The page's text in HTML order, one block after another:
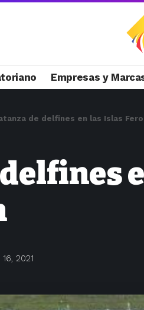
Empresas y
de delfines en las Islas
2021